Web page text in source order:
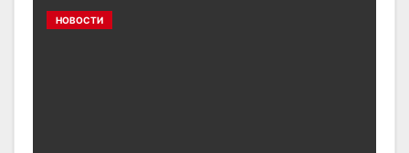
НОВОСТИ